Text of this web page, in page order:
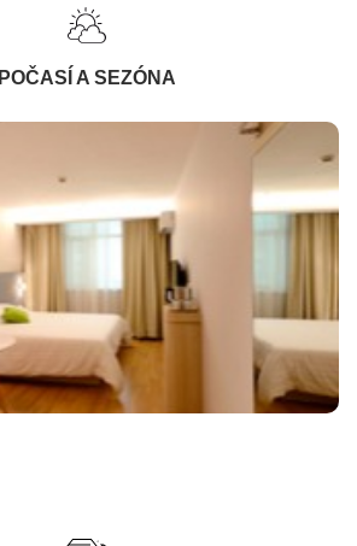
POČASÍ A SEZÓNA